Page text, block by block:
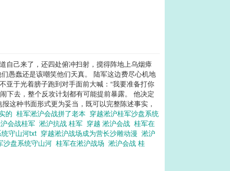
自己来了，还四处俯冲扫射，搅得阵地上乌烟瘴
愚蠢还是该嘲笑他们天真。 陆军这边费尽心机地
亚于光着膀子跑到对手面前大喊：“我要准备打你
下去，整个反攻计划都有可能提前暴露。 他决定
这种书面形式更为妥当，既可以完整陈述事实，
的 桂军淞沪会战拼了老本 穿越淞沪桂军沙盘系统
会战桂军 淞沪抗战 桂军 穿越 淞沪会战 桂军在
守山河txt 穿越淞沪战场成为营长沙雕动漫 淞沪
沙盘系统守山河 桂军在淞沪战场 淞沪会战 桂